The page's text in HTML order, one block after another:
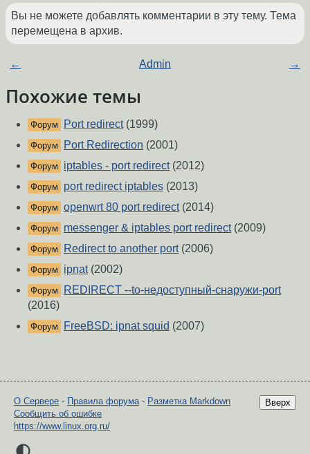
Вы не можете добавлять комментарии в эту тему. Тема
перемещена в архив.
← Admin →
Похожие темы
Форум Port redirect(1999)
Форум Port Redirection (2001)
Форум iptables - port redirect(2012)
Форум port redirect iptables (2013)
Форум openwrt 80 port redirect(2014)
Форум messenger & iptables port redirect(2009)
Форум Redirect to another port(2006)
Форум ipnat(2002)
Форум
REDIRECT --to-недоступный-снаружи-port
(2016)
Форум FreeBSD: ipnat squid (2007)
Вверх
О Сервере - Правила форума- Разметка Markdown
Сообщить об ошибке
https://www.linux.org.ru/